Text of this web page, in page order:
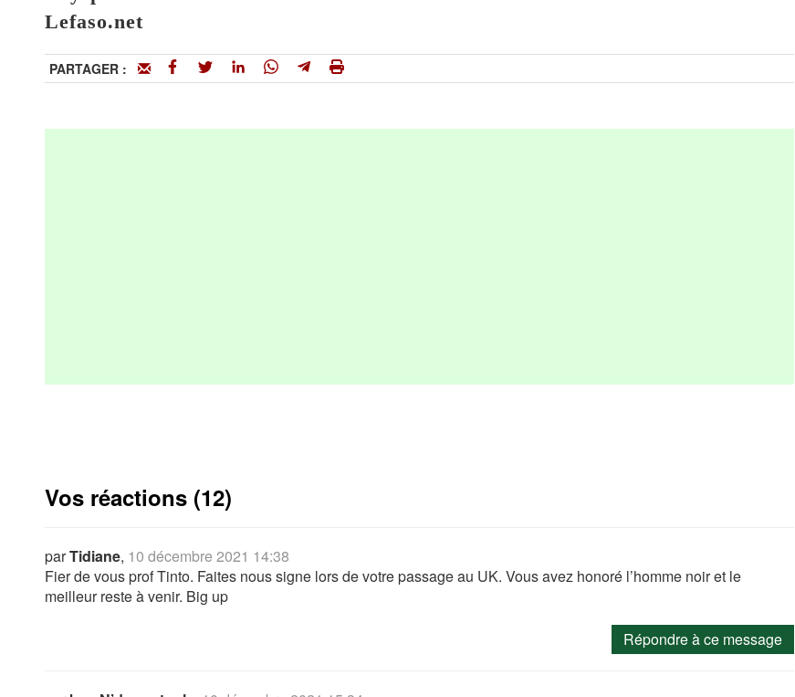
Lefaso.net
PARTAGER :
Vos réactions (12)
parTidiane, 10 décembre 2021 14:38
Fier de vous prof Tinto. Faites nous signe lors de votre passage au UK. Vous avez honoré l’homme noir et le
meilleur reste à venir. Big up
Répondre à ce message